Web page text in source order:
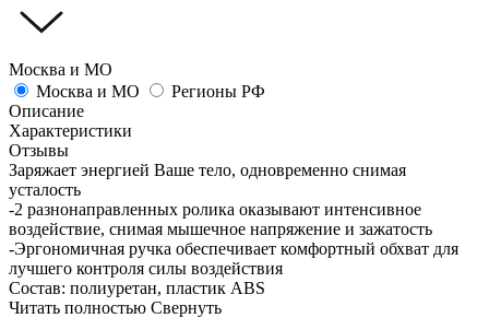
Москва и МО
Москва и МО
Регионы РФ
Описание
Характеристики
Отзывы
Заряжает энергией Ваше тело, одновременно снимая
усталость
-2 разнонаправленных ролика оказывают интенсивное
воздействие, снимая мышечное напряжение и зажатость
-Эргономичная ручка обеспечивает комфортный обхват для
лучшего контроля силы воздействия
Состав: полиуретан, пластик ABS
Читать полностью Свернуть